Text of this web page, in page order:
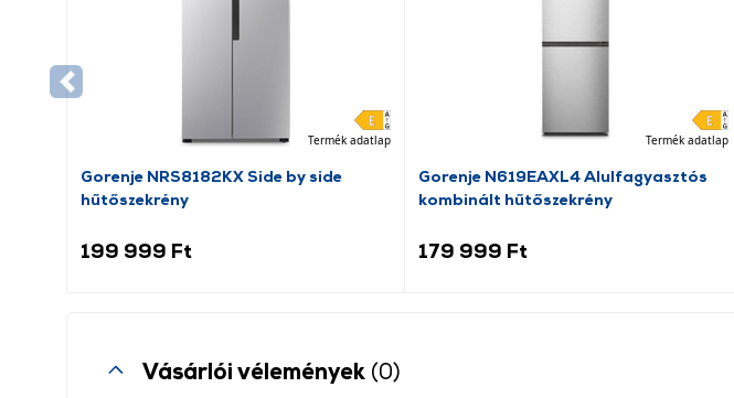
Termék adatlap
Gorenje NRS8182KX Side by side
hűtőszekrény
199 999 Ft
Termék adatlap
Gorenje N619EAXL4 Alulfagyasztós
kombinált hűtőszekrény
179 999 Ft
Vásárlói vélemények (0)